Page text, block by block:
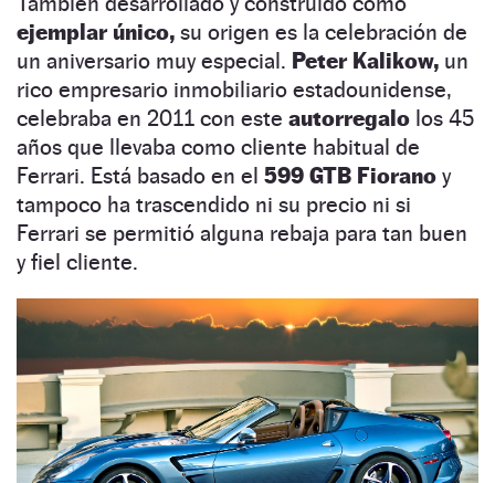
ejemplar único, su origen es la celebración de
un aniversario muy especial. Peter Kalikow, un
rico empresario inmobiliario estadounidense,
celebraba en 2011 con este autorregalo los 45
años que llevaba como cliente habitual de
Ferrari. Está basado en el 599 GTB Fiorano y
tampoco ha trascendido ni su precio ni si
Ferrari se permitió alguna rebaja para tan buen
y fiel cliente.